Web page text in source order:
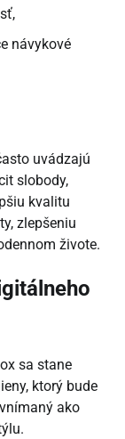
návykové
uvádzajú
slobody,
kvalitu
zlepšeniu
živote.
sa stane
ktorý bude
ako